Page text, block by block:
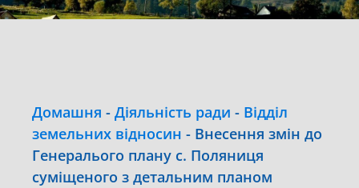
Домашня - Діяльність ради - Відділ
земельних відносин - Внесення змін до
Генералього плану с. Поляниця
суміщеного з детальним планом